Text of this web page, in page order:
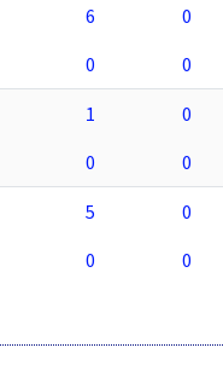
6 0
0 0
1 0
0 0
5 0
0 0